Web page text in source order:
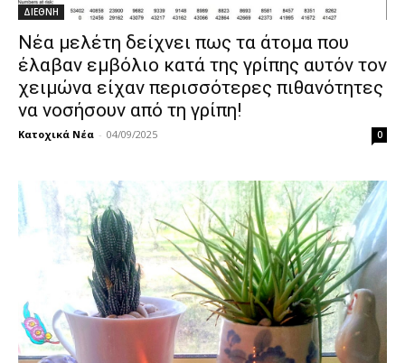
ΔΙΕΘΝΗ
Νέα μελέτη δείχνει πως τα άτομα που
έλαβαν εμβόλιο κατά της γρίπης αυτόν τον
χειμώνα είχαν περισσότερες πιθανότητες
να νοσήσουν από τη γρίπη!
Κατοχικά Νέα - 04/09/2025 0